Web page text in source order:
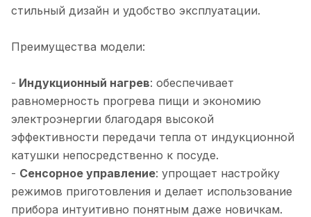
стильный дизайн и удобство эксплуатации.
Преимущества модели:
- Индукционный нагрев: обеспечивает
равномерность прогрева пищи и экономию
электроэнергии благодаря высокой
эффективности передачи тепла от индукционной
катушки непосредственно к посуде.
- Сенсорное управление: упрощает настройку
режимов приготовления и делает использование
прибора интуитивно понятным даже новичкам.